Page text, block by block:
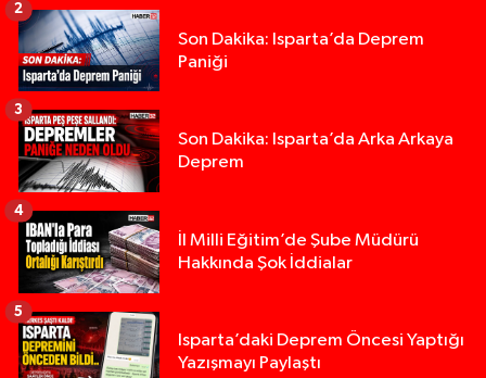
Son Dakika: Isparta’da Deprem
Paniği
2
Son Dakika: Isparta’da Arka Arkaya
Deprem
3
İl Milli Eğitim’de Şube Müdürü
Hakkında Şok İddialar
4
Isparta’daki Deprem Öncesi Yaptığı
Yazışmayı Paylaştı
5
13:00 |Yığılca'da kardeşler arasındaki silahlı kavgada
12:48 |Tur teknesi çalışanlarının birbirine girdiği kavga